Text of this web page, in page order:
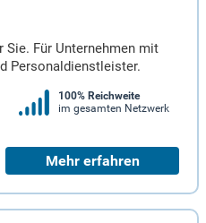
Sie. Für Unternehmen mit
Personaldienstleister.
100% Reichweite
im gesamten Netzwerk
Mehr erfahren